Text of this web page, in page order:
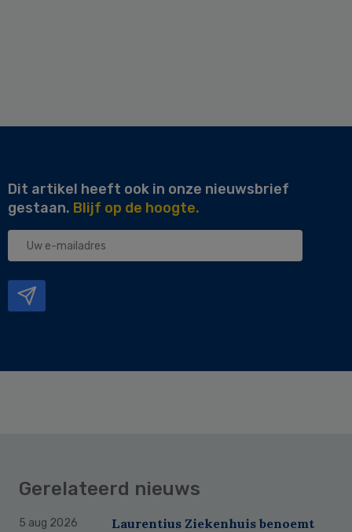
Dit artikel heeft ook in onze nieuwsbrief
gestaan. Blijf op de hoogte.
Uw
Gerelateerd nieuws
5 aug 2026
Laurentius Ziekenhuis benoemt